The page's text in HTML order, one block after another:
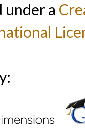
under a